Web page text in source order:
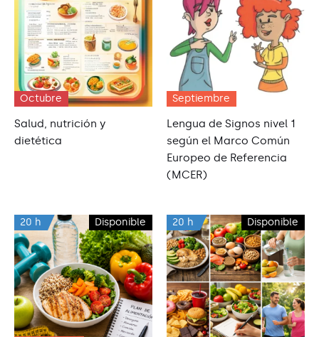
Octubre
Salud, nutrición y
dietética
Septiembre
Lengua de Signos nivel 1
según el Marco Común
Europeo de Referencia
(MCER)
Disponible
20 h Disponible
20 h